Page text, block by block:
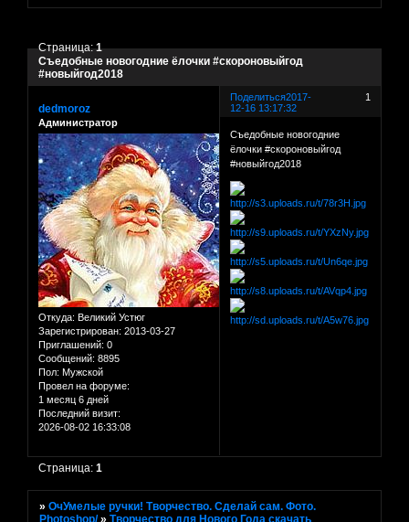
Съедобные новогодние ёлочки #скороновыйгод
#новыйгод2018
Страница:1
Поделиться 1
2017-
12-16 13:17:32
dedmoroz
Администратор
Откуда: Великий Устюг
Зарегистрирован: 2013-03-27
Приглашений: 0
Сообщений: 8895
Пол: Мужской
Провел на форуме:
1 месяц 6 дней
Последний визит:
2026-08-02 16:33:08
Съедобные новогодние
ёлочки #скороновыйгод
#новыйгод2018
Страница:1
»ОчУмелые ручки! Творчество. Сделай сам. Фото.
Photoshop/ »Творчество для Нового Года скачать